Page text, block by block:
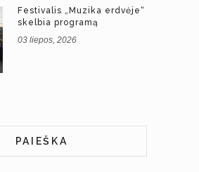
Festivalis „Muzika erdvėje“
skelbia programą
03 liepos, 2026
PAIEŠKA